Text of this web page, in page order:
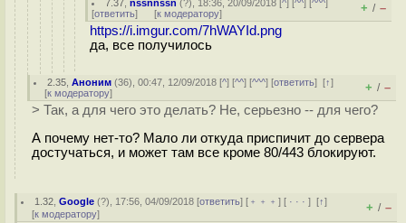
7.37 ,nssnnssn (?), 18:36, 20/09/2018 [^] [^^] [^^^]
[ответить] [к модератору] + / –
https://i.imgur.com/7hWAYId.png
да, все получилось
2.35 ,Аноним (36), 00:47, 12/09/2018 [^] [^^] [^^^] [ответить][↑]
[к модератору] + / –
> Так, а для чего это делать? Не, серьезно -- для чего?
А почему нет-то? Мало ли откуда приспичит до сервера
достучаться, и может там все кроме 80/443 блокируют.
1.32 ,Google (?), 17:56, 04/09/2018 [ответить] [ ﹢﹢﹢] [ · · ·][↑]
[к модератору] + / –